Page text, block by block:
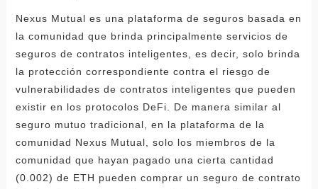
Nexus Mutual es una plataforma de seguros basada en
la comunidad que brinda principalmente servicios de
seguros de contratos inteligentes, es decir, solo brinda
la protección correspondiente contra el riesgo de
vulnerabilidades de contratos inteligentes que pueden
existir en los protocolos DeFi. De manera similar al
seguro mutuo tradicional, en la plataforma de la
comunidad Nexus Mutual, solo los miembros de la
comunidad que hayan pagado una cierta cantidad
(0.002) de ETH pueden comprar un seguro de contrato